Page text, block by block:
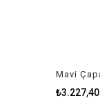
₺3.227,40